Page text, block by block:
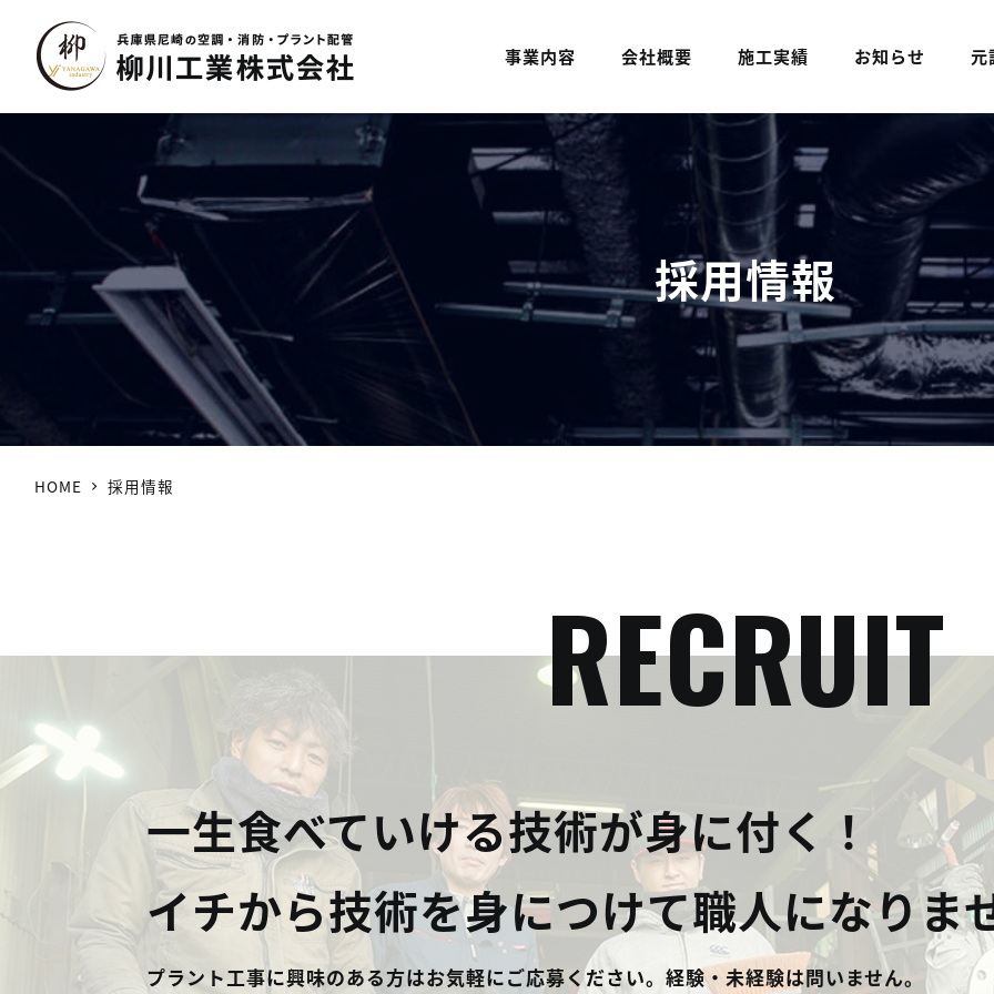
事業内容 会社概要 施工実績 お知らせ 元
採用情報
HOME 採用情報
RECRUIT
一生食べていける技術が身に付く！
イチから技術を身につけて職人になりま
プラント工事に興味のある方はお気軽にご応募ください。経験・未経験は問いません。